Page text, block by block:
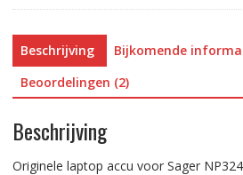
Beschrijving
Bijkomende
Beoordelingen (2)
Beschrijving
Originele laptop accu voor Sager